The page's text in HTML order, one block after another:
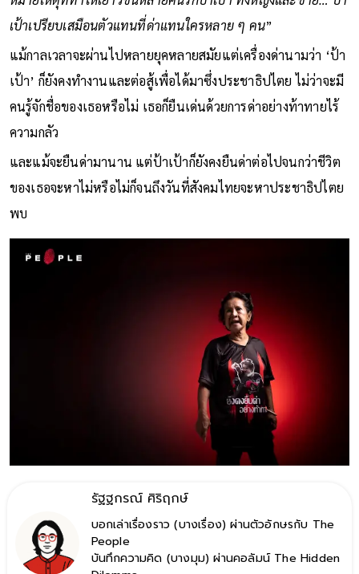
เป้าเปรียบเสมือนตัวแทนที่ด่าแทนใครหลาย ๆ คน”
แม้กาลเวลาจะผ่านไปหลายยุคหลายสมัยแต่เครื่องด่านามว่า ‘ป้า
เป้า’ ก็ยังคงทำงานและต่อสู้เพื่อได้มาซึ่งประชาธิปไตย ไม่ว่าจะมี
คนรู้จักชื่อของเธอหรือไม่ เธอก็ยืนเด่นด้วยการด่าอย่างท้าทายไร้
ความกลัว
และแม้จะยืนด่ามานาน แต่ป้าเป้าก็ยังคงยืนด่าต่อไปจนกว่าชีวิต
ของเธอจะหาไม่หรือไม่ก็จนถึงวันที่สังคมไทยจะหาประชาธิปไตย
พบ
รัฐฐกรณ์ ศิริฤกษ์
บอกเล่าเรื่องราว (บางเรื่อง) ผ่านตัวอักษรกับ The
People
บันทึกความคิด (บางมุม) ผ่านคอลัมน์ The Hidden